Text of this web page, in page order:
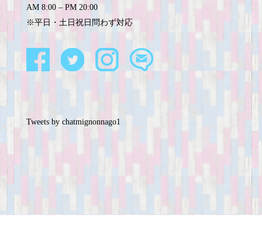
AM 8:00 – PM 20:00
※平日・土日祝日問わず対応
Tweets by chatmignonnago1